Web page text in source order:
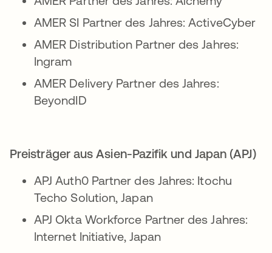
AMER SI Partner des Jahres: ActiveCyber
AMER Distribution Partner des Jahres:
Ingram
AMER Delivery Partner des Jahres:
BeyondID
Preisträger aus Asien-Pazifik und Japan (APJ)
APJ Auth0 Partner des Jahres: Itochu
Techo Solution, Japan
APJ Okta Workforce Partner des Jahres:
Internet Initiative, Japan